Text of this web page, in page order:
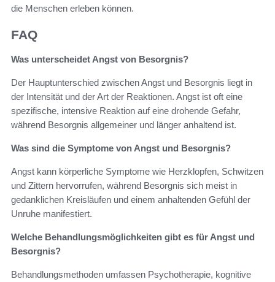
die Menschen erleben können.
FAQ
Was unterscheidet Angst von Besorgnis?
Der Hauptunterschied zwischen Angst und Besorgnis liegt in
der Intensität und der Art der Reaktionen. Angst ist oft eine
spezifische, intensive Reaktion auf eine drohende Gefahr,
während Besorgnis allgemeiner und länger anhaltend ist.
Was sind die Symptome von Angst und Besorgnis?
Angst kann körperliche Symptome wie Herzklopfen, Schwitzen
und Zittern hervorrufen, während Besorgnis sich meist in
gedanklichen Kreisläufen und einem anhaltenden Gefühl der
Unruhe manifestiert.
Welche Behandlungsmöglichkeiten gibt es für Angst und
Besorgnis?
Behandlungsmethoden umfassen Psychotherapie, kognitive